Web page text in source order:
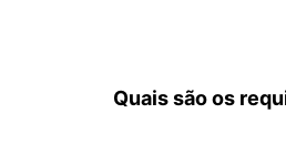
Quais são os